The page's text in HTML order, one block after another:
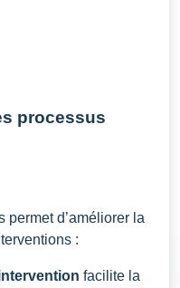
processus
permet d’améliorer la
:
facilite la